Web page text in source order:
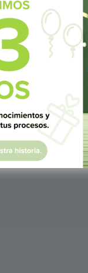
Calle
Narvarte
Benito
WhatsApp:
6342
Lun - Vie